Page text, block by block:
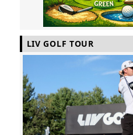
LIV GOLF TOUR